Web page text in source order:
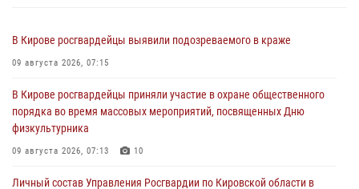
В Кирове росгвардейцы выявили подозреваемого в краже
09 августа 2026, 07:15
В Кирове росгвардейцы приняли участие в охране общественного
порядка во время массовых мероприятий, посвященных Дню
физкультурника
09 августа 2026, 07:13 10
Личный состав Управления Росгвардии по Кировской области в